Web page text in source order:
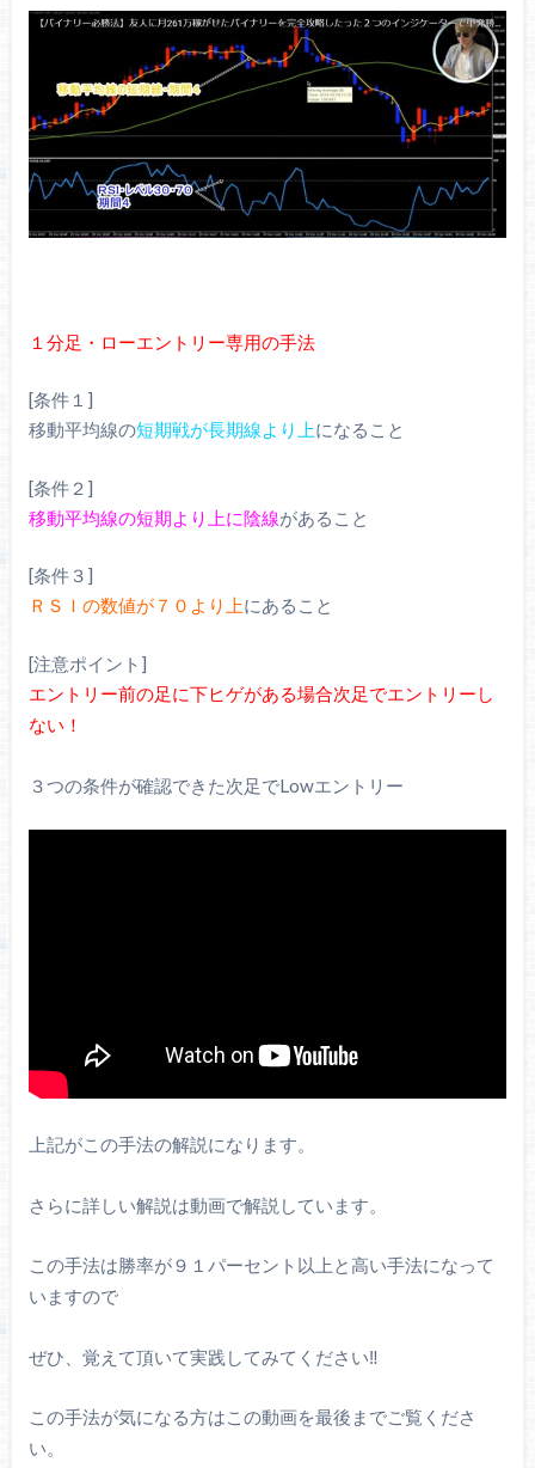
１分足・ローエントリー専用の手法
[条件１]
移動平均線の短期戦が長期線より上になること
[条件２]
移動平均線の短期より上に陰線があること
[条件３]
ＲＳＩの数値が７０より上にあること
[注意ポイント]
エントリー前の足に下ヒゲがある場合次足でエントリーし
ない！
３つの条件が確認できた次足でLowエントリー
上記がこの手法の解説になります。
さらに詳しい解説は動画で解説しています。
この手法は勝率が９１パーセント以上と高い手法になって
いますので
ぜひ、覚えて頂いて実践してみてください‼︎
この手法が気になる方はこの動画を最後までご覧くださ
い。